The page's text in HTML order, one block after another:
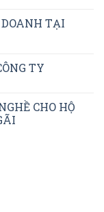
TẠI
TY
CHO HỘ